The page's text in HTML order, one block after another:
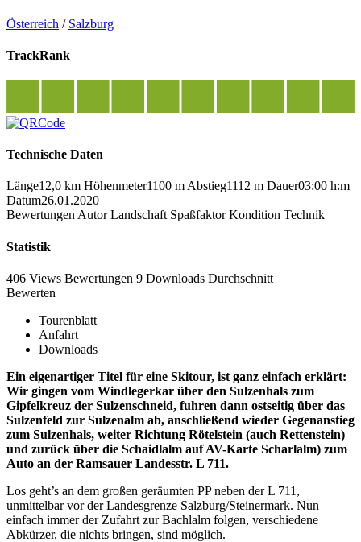
Österreich / Salzburg
TrackRank
Technische Daten
Länge12,0 km Höhenmeter1100 m Abstieg1112 m Dauer03:00 h:m
Datum26.01.2020
Bewertungen Autor Landschaft Spaßfaktor Kondition Technik
Statistik
406 Views Bewertungen 9 Downloads Durchschnitt
Bewerten
Tourenblatt
Anfahrt
Downloads
Ein eigenartiger Titel für eine Skitour, ist ganz einfach erklärt:
Wir gingen vom Windlegerkar über den Sulzenhals zum
Gipfelkreuz der Sulzenschneid, fuhren dann ostseitig über das
Sulzenfeld zur Sulzenalm ab, anschließend wieder Gegenanstieg
zum Sulzenhals, weiter Richtung Rötelstein (auch Rettenstein)
und zurück über die Schaidlalm auf AV-Karte Scharlalm) zum
Auto an der Ramsauer Landesstr. L 711.
Los geht’s an dem großen geräumten PP neben der L 711,
unmittelbar vor der Landesgrenze Salzburg/Steinermark. Nun
einfach immer der Zufahrt zur Bachlalm folgen, verschiedene
Abkürzer, die nichts bringen, sind möglich.